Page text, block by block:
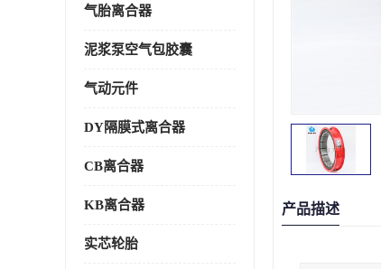
气胎离合器
泥浆泵空气包胶囊
气动元件
DY隔膜式离合器
CB离合器
KB离合器
实芯轮胎
产品描述